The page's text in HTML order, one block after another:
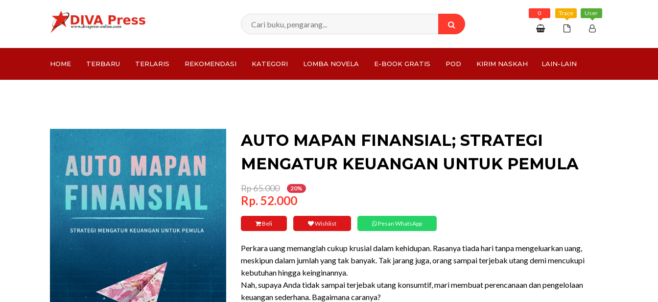
0 Trace User
Daftar
Masuk
HOME TERBARU TERLARIS REKOMENDASI KATEGORI LOMBA NOVELA E-BOOK GRATIS POD KIRIM NASKAH LAIN-LAIN
AUTO MAPAN FINANSIAL; STRATEGI
MENGATUR KEUANGAN UNTUK PEMULA
Rp 65.000 20%
Rp. 52.000
Beli Wishlist Pesan WhatsApp
Perkara uang memanglah cukup krusial dalam kehidupan. Rasanya tiada hari tanpa mengeluarkan uang,
meskipun dalam jumlah yang tak banyak. Tak jarang juga, orang sampai terjebak utang demi mencukupi
kebutuhan hingga keinginannya.
Nah, supaya Anda tidak sampai terjebak utang konsumtif, mari membuat perencanaan dan pengelolaan
keuangan sederhana. Bagaimana caranya?